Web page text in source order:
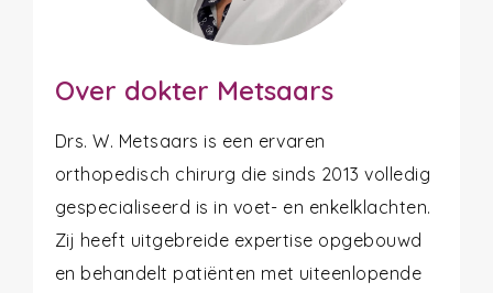
Over dokter Metsaars
Drs. W. Metsaars is een ervaren
orthopedisch chirurg die sinds 2013 volledig
gespecialiseerd is in voet- en enkelklachten.
Zij heeft uitgebreide expertise opgebouwd
en behandelt patiënten met uiteenlopende